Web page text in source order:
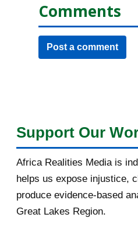
Comments
Post a comment
Support Our
Africa Realities Media is
helps us expose injustice,
produce evidence-based
Great Lakes Region.